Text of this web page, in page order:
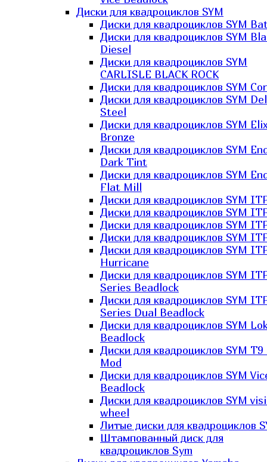
Диски для квадроциклов SYM
Диски для квадроциклов SYM
Диски для квадроциклов SYM
Diesel
Диски для квадроциклов SYM
CARLISLE BLACK ROCK
Диски для квадроциклов SYM
Диски для квадроциклов SYM
Steel
Диски для квадроциклов SYM
Bronze
Диски для квадроциклов SYM
Dark Tint
Диски для квадроциклов SYM
Flat Mill
Диски для квадроциклов SYM
Диски для квадроциклов SYM
Диски для квадроциклов SYM
Диски для квадроциклов SYM
Диски для квадроциклов SYM
Hurricane
Диски для квадроциклов SYM
Series Beadlock
Диски для квадроциклов SYM
Series Dual Beadlock
Диски для квадроциклов SYM
Beadlock
Диски для квадроциклов SYM T9
Mod
Диски для квадроциклов SYM
Beadlock
Диски для квадроциклов SYM
wheel
Литые диски для квадроциклов
Штампованный диск для
квадроциклов Sym